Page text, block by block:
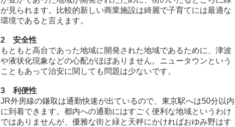
が見られます。比較的新しい商業施設は綺麗で子育てには最適な
環境であると言えます。
2 安全性
もともと高台であった地域に開発された地域であるために、津波
や液状化現象などの心配がほぼありません。ニュータウンという
こともあって治安に関しても問題は少ないです。
3 利便性
JR外房線の鎌取は通勤快速が出ているので、東京駅へは50分以内
に到着できます。都内への通勤にはすごく便利な地域というわけ
ではありませんが、優雅な街と緑と天秤にかければおゆみ野はす